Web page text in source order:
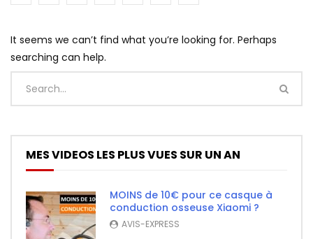
It seems we can’t find what you’re looking for. Perhaps
searching can help.
MES VIDEOS LES PLUS VUES SUR UN AN
MOINS de 10€ pour ce casque à
conduction osseuse Xiaomi ?
AVIS-EXPRESS